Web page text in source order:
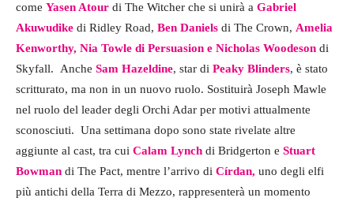
come Yasen Atour di The Witcher che si unirà a Gabriel
Akuwudike di Ridley Road, Ben Daniels di The Crown, Amelia
Kenworthy, Nia Towle di Persuasion e Nicholas Woodeson di
Skyfall. Anche Sam Hazeldine, star di Peaky Blinders, è stato
scritturato, ma non in un nuovo ruolo. Sostituirà Joseph Mawle
nel ruolo del leader degli Orchi Adar per motivi attualmente
sconosciuti. Una settimana dopo sono state rivelate altre
aggiunte al cast, tra cui Calam Lynch di Bridgerton e Stuart
Bowman di The Pact, mentre l’arrivo di Círdan, uno degli elfi
più antichi della Terra di Mezzo, rappresenterà un momento